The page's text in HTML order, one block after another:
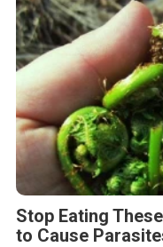
Stop Eating
to Cause